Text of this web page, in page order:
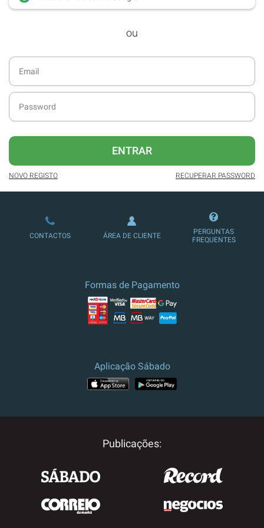
desde dezembro de 2016.
Acesso ao formato digital da SÁBADO
SÁBADO.
diário da atualidade.
publicidade reduzida e não invasiva
no site.
Possibilidade de ler e/ou ouvir artigos.
Ofertas e descontos em produtos,
serviços, eventos desportivos e
ou
ENTRAR
NOVO REGISTO RECUPERAR PASSWORD
CONTACTOS ÁREA DE CLIENTE
PERGUNTAS
FREQUENTES
Formas de Pagamento
Aplicação Sábado
Publicações: